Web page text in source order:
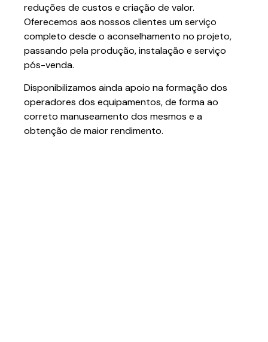
reduções de custos e criação de valor.
Oferecemos aos nossos clientes um serviço
completo desde o aconselhamento no projeto,
passando pela produção, instalação e serviço
pós-venda.
Disponibilizamos ainda apoio na formação dos
operadores dos equipamentos, de forma ao
correto manuseamento dos mesmos e a
obtenção de maior rendimento.